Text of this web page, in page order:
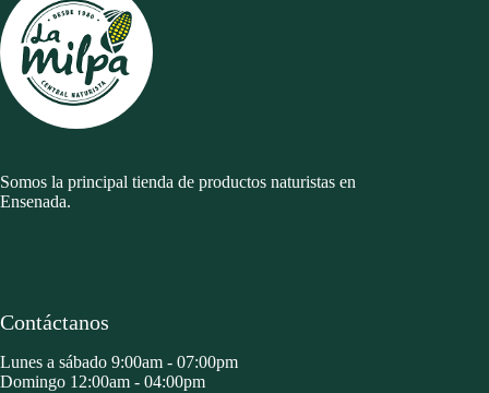
Somos la principal tienda de productos naturistas en
Ensenada.
Contáctanos
Lunes a sábado 9:00am - 07:00pm
Domingo 12:00am - 04:00pm